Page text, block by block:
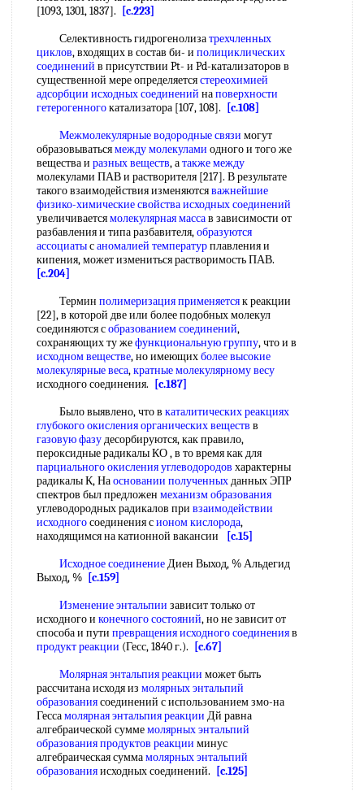
[1093, 1301, 1837].
[c.223]
Селективность гидрогенолизатрехчленных
циклов, входящих в состав би- и полициклических
соединений в присутствии Pt- и Pd-катализаторов в
существенной мере определяетсястереохимией
адсорбции исходных соединений наповерхности
гетерогенногокатализатора [107, 108].
[c.108]
Межмолекулярные водородные связи могут
образовыватьсямежду молекулами одного и того же
вещества и разных веществ, атакже между
молекулами ПАВ и растворителя [217]. В результате
такого взаимодействия изменяютсяважнейшие
физико-химические свойстваисходных соединений
увеличиваетсямолекулярная массав зависимости от
разбавления и типа разбавителя,образуются
ассоциатысаномалией температурплавления и
кипения, может измениться растворимость ПАВ.
[c.204]
Термин полимеризация применяетсяк реакции
[22], в которой две или более подобных молекул
соединяются собразованием соединений,
сохраняющих ту жефункциональную группу, что и в
исходном веществе, но имеющихболее высокие
молекулярные веса,кратные молекулярному весу
исходного соединения.
[c.187]
Было выявлено, что в каталитических реакциях
глубокого окисления органических веществ в
газовую фазудесорбируются, как правило,
пероксидные радикалы КО , в то время как для
парциального окисления углеводородов характерны
радикалы К, Наосновании полученныхданных ЭПР
спектров был предложен механизм образования
углеводородных радикалов при взаимодействии
исходногосоединения сионом кислорода,
находящимся на катионной вакансии
[c.15]
Исходное соединениеДиен Выход, % Альдегид
Выход, % [c.159]
Изменение энтальпии зависит только от
исходного и конечного состояний, но не зависит от
способа и пути превращения исходного соединенияв
продукт реакции (Гесс, 1840 г.).
[c.67]
Молярная энтальпия реакции может быть
рассчитана исходя из молярных энтальпий
образованиясоединений с использованием змо-на
Гессамолярная энтальпия реакции Дй равна
алгебраической суммемолярных энтальпий
образованияпродуктов реакции минус
алгебраическая суммамолярных энтальпий
образованияисходных соединений.
[c.125]